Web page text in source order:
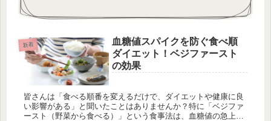
新着
血糖値スパイクを防ぐ食べ順
ダイエット！ベジファースト
の効果
皆さんは「食べる順番を変えるだけで、ダイエットや健康に良
い影響がある」と聞いたことはありませんか？特に「ベジファ
ースト（野菜から食べる）」という食事法は、血糖値の急上昇